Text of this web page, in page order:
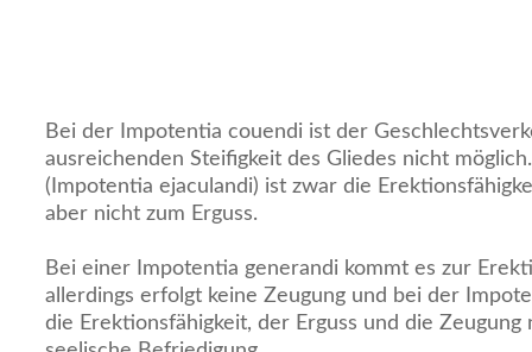
Bei der Impotentia couendi ist der
ausreichenden Steifigkeit des Gliedes nicht
(Impotentia ejaculandi) ist zwar die
aber nicht zum Erguss.
Bei einer Impotentia generandi kommt es zur
allerdings erfolgt keine Zeugung und bei der
die Erektionsfähigkeit, der Erguss und die